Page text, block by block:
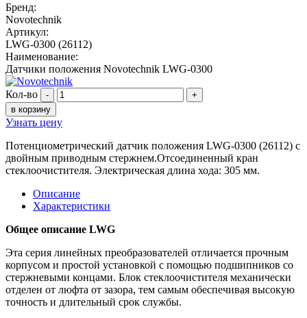
Бренд:
Novotechnik
Артикул:
LWG-0300 (26112)
Наименование:
Датчики положения Novotechnik LWG-0300
Кол-во -
+
в корзину
Узнать цену
Потенциометрический датчик положения LWG-0300 (26112) с
двойным приводным стержнем.Отсоединенный кран
стеклоочистителя. Электрическая длина хода: 305 мм.
Описание
Характеристики
Общее описание LWG
Эта серия линейных преобразователей отличается прочным
корпусом и простой установкой с помощью подшипников со
стержневыми концами. Блок стеклоочистителя механически
отделен от люфта от зазора, тем самым обеспечивая высокую
точность и длительный срок службы.